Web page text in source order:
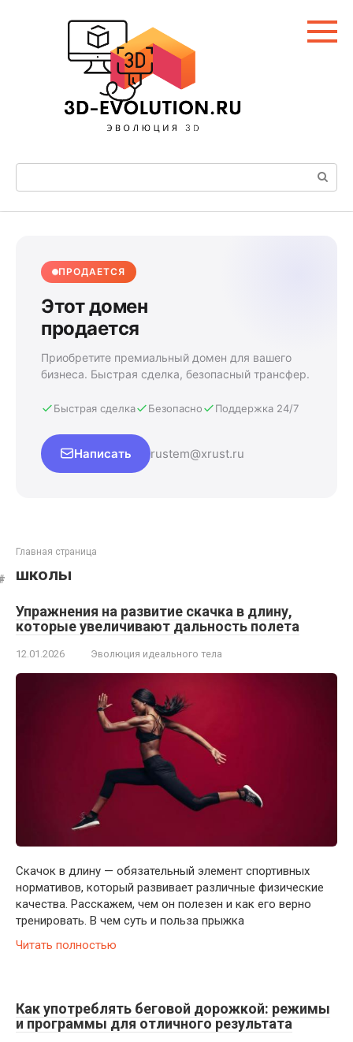
Поиск:
ПРОДАЕТСЯ
Этот домен
продается
Приобретите премиальный домен для вашего
бизнеса. Быстрая сделка, безопасный трансфер.
Быстрая сделка Безопасно Поддержка 24/7
Написать rustem@xrust.ru
Главная страница
школы
Упражнения на развитие скачка в длину,
которые увеличивают дальность полета
12.01.2026 Эволюция идеального тела
Скачок в длину — обязательный элемент спортивных
нормативов, который развивает различные физические
качества. Расскажем, чем он полезен и как его верно
тренировать. В чем суть и польза прыжка
Читать полностью
Как употреблять беговой дорожкой: режимы
и программы для отличного результата